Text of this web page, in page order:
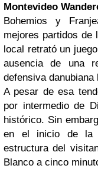
Montevideo
Bohemios y
mejores partidos de
local retrató un
ausencia de una
defensiva
A pesar de esa
por intermedio de
histórico. Sin
en el inicio de la
estructura del
Blanco a cinco